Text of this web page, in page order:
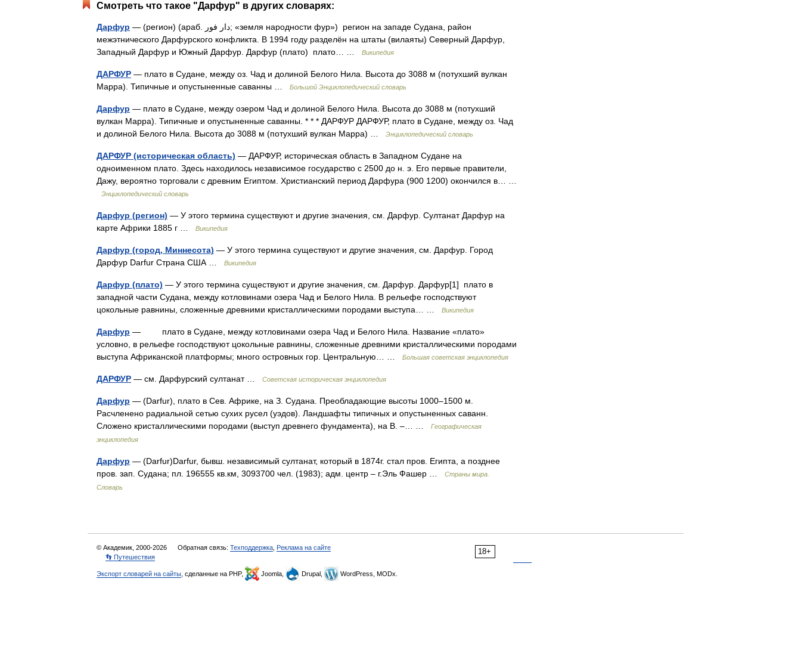
Смотреть что такое "Дарфур" в других словарях:
Дарфур — (регион) (араб. دار فور‎‎; «земля народности фур») регион на западе Судана, район
межэтнического Дарфурского конфликта. В 1994 году разделён на штаты (вилаяты) Северный Дарфур,
Западный Дарфур и Южный Дарфур. Дарфур (плато) плато… …
Википедия
ДАРФУР — плато в Судане, между оз. Чад и долиной Белого Нила. Высота до 3088 м (потухший вулкан
Марра). Типичные и опустыненные саванны …
Большой Энциклопедический словарь
Дарфур — плато в Судане, между озером Чад и долиной Белого Нила. Высота до 3088 м (потухший
вулкан Марра). Типичные и опустыненные саванны. * * * ДАРФУР ДАРФУР, плато в Судане, между оз. Чад
и долиной Белого Нила. Высота до 3088 м (потухший вулкан Марра) …
Энциклопедический словарь
ДАРФУР (историческая область) — ДАРФУР, историческая область в Западном Судане на
одноименном плато. Здесь находилось независимое государство с 2500 до н. э. Его первые правители,
Дажу, вероятно торговали с древним Египтом. Христианский период Дарфура (900 1200) окончился в… …
Энциклопедический словарь
Дарфур (регион) — У этого термина существуют и другие значения, см. Дарфур. Султанат Дарфур на
карте Африки 1885 г …
Википедия
Дарфур (город, Миннесота) — У этого термина существуют и другие значения, см. Дарфур. Город
Дарфур Darfur Страна США …
Википедия
Дарфур (плато) — У этого термина существуют и другие значения, см. Дарфур. Дарфур[1] плато в
западной части Судана, между котловинами озера Чад и Белого Нила. В рельефе господствуют
цокольные равнины, сложенные древними кристаллическими породами выступа… …
Википедия
Дарфур — плато в Судане, между котловинами озера Чад и Белого Нила. Название «плато»
условно, в рельефе господствуют цокольные равнины, сложенные древними кристаллическими породами
выступа Африканской платформы; много островных гор. Центральную… …
Большая советская энциклопедия
ДАРФУР — см. Дарфурский султанат … Советская историческая энциклопедия
Дарфур — (Darfur), плато в Сев. Африке, на З. Судана. Преобладающие высоты 1000–1500 м.
Расчленено радиальной сетью сухих русел (уэдов). Ландшафты типичных и опустыненных саванн.
Сложено кристаллическими породами (выступ древнего фундамента), на В. –… …
Географическая
энциклопедия
Дарфур — (Darfur)Darfur, бывш. независимый султанат, который в 1874г. стал пров. Египта, а позднее
пров. зап. Судана; пл. 196555 кв.км, 3093700 чел. (1983); адм. центр – г.Эль Фашер …
Страны мира.
Словарь
18+
© Академик, 2000-2026 Обратная связь: Техподдержка Реклама на сайте
👣 Путешествия
Экспорт словарей на сайты , сделанные на PHP, Joomla, Drupal, WordPress, MODx.